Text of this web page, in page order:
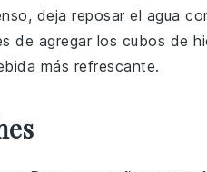
deja reposar el agua
de agregar los cubos de
más refrescante.